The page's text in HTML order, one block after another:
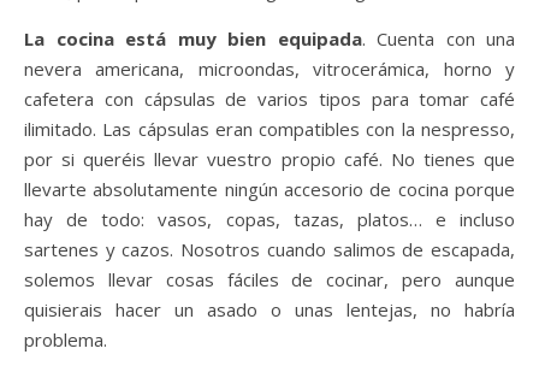
La cocina está muy bien equipada. Cuenta con una
nevera americana, microondas, vitrocerámica, horno y
cafetera con cápsulas de varios tipos para tomar café
ilimitado. Las cápsulas eran compatibles con la nespresso,
por si queréis llevar vuestro propio café. No tienes que
llevarte absolutamente ningún accesorio de cocina porque
hay de todo: vasos, copas, tazas, platos… e incluso
sartenes y cazos. Nosotros cuando salimos de escapada,
solemos llevar cosas fáciles de cocinar, pero aunque
quisierais hacer un asado o unas lentejas, no habría
problema.